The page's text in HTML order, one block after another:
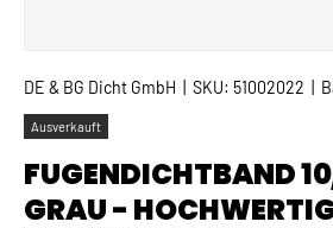
DE & BG Dicht GmbH SKU: 51002022
Ausverkauft
FUGENDICHTBAND
GRAU -